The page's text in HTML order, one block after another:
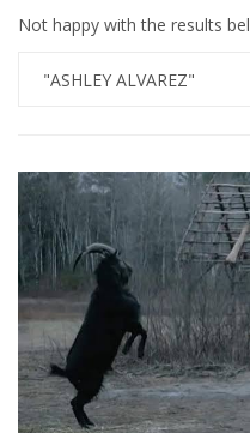
Not happy with the results